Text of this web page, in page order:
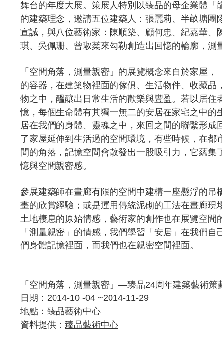
舞台的年度大展。策展人特別以臻品的母企業體「
的建築理念，邀請五位建築人：張麗莉、半畝塘團
宣誠，與八位藝術家：陳順築、顧何忠、紀嘉華、
琪、吳佩珊、曾琡棻來勾勒創造出回憶的輪廓，測
「空間角落，測量親密」的展覽概念來自於家屋
的容器，在建築物裡面的傢俱、生活物件、收藏品
物之中，醞釀出日常生活的歡樂與豐盈。若以居住
憶，每個生命體有其獨一無二的安居在家宅之中的
居在我們的身體、靈魂之中，來回之間的聯繫形成
了家屋延伸到生活過的空間環境，有些時候，在都
間的角落，記憶空間會散發出一股吸引力，它蘊集
憶與空間親密感。
參展建築師在畫廊有限的空間中建構一座懸浮的吊
畫的欣賞經驗；或是運用傳統泥砌的工法在畫廊現
土地棲息的原始情感，藝術家的創作也在展覽空間
「測量親密」的情感，我們學習「安居」在我們
們身體記憶裡面，而我們也在親密空間裡面。
「空間角落，測量親密」—臻品24周年建築藝術策
日期：2014-10 -04 ~2014-11-29
地點：臻品藝術中心
資料提供： 臻品藝術中心